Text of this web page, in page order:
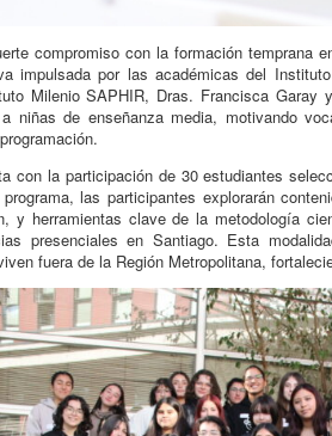
compromiso con la formación temprana
impulsada por las académicas del
Milenio SAPHIR, Dras. Francisca
niñas de enseñanza media, motivando
con la participación de 30 estudiantes
las participantes explorarán
y herramientas clave de la metodología
presenciales en Santiago. Esta
fuera de la Región Metropolitana,